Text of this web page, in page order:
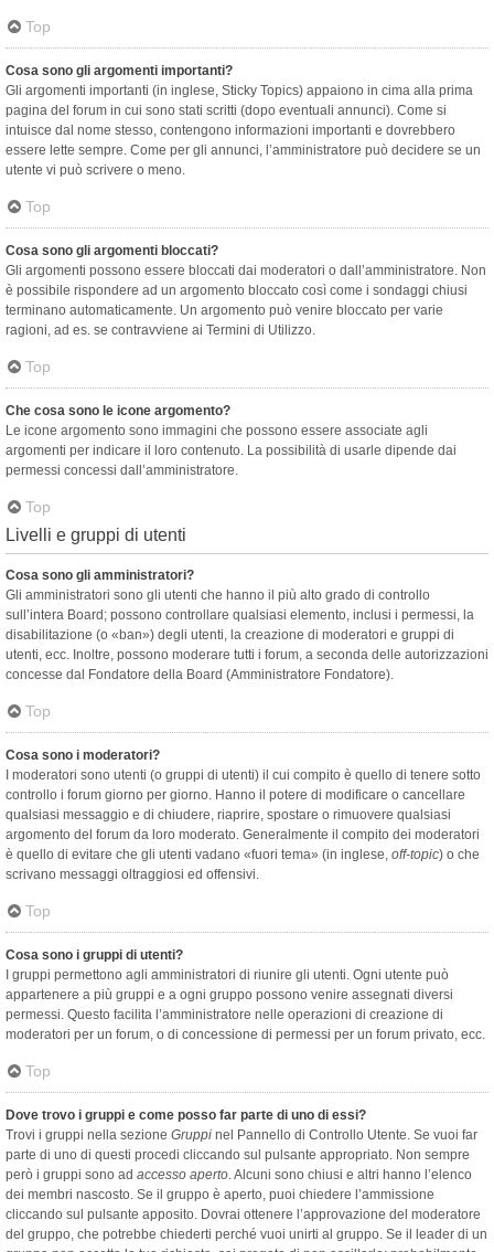
Top
Cosa sono gli argomenti importanti?
Gli argomenti importanti (in inglese, Sticky Topics) appaiono in cima alla prima
pagina del forum in cui sono stati scritti (dopo eventuali annunci). Come si
intuisce dal nome stesso, contengono informazioni importanti e dovrebbero
essere lette sempre. Come per gli annunci, l’amministratore può decidere se un
utente vi può scrivere o meno.
Top
Cosa sono gli argomenti bloccati?
Gli argomenti possono essere bloccati dai moderatori o dall’amministratore. Non
è possibile rispondere ad un argomento bloccato così come i sondaggi chiusi
terminano automaticamente. Un argomento può venire bloccato per varie
ragioni, ad es. se contravviene ai Termini di Utilizzo.
Top
Che cosa sono le icone argomento?
Le icone argomento sono immagini che possono essere associate agli
argomenti per indicare il loro contenuto. La possibilità di usarle dipende dai
permessi concessi dall’amministratore.
Top
Livelli e gruppi di utenti
Cosa sono gli amministratori?
Gli amministratori sono gli utenti che hanno il più alto grado di controllo
sull’intera Board; possono controllare qualsiasi elemento, inclusi i permessi, la
disabilitazione (o «ban») degli utenti, la creazione di moderatori e gruppi di
utenti, ecc. Inoltre, possono moderare tutti i forum, a seconda delle autorizzazioni
concesse dal Fondatore della Board (Amministratore Fondatore).
Top
Cosa sono i moderatori?
I moderatori sono utenti (o gruppi di utenti) il cui compito è quello di tenere sotto
controllo i forum giorno per giorno. Hanno il potere di modificare o cancellare
qualsiasi messaggio e di chiudere, riaprire, spostare o rimuovere qualsiasi
argomento del forum da loro moderato. Generalmente il compito dei moderatori
è quello di evitare che gli utenti vadano «fuori tema» (in inglese, off-topic) o che
scrivano messaggi oltraggiosi ed offensivi.
Top
Cosa sono i gruppi di utenti?
I gruppi permettono agli amministratori di riunire gli utenti. Ogni utente può
appartenere a più gruppi e a ogni gruppo possono venire assegnati diversi
permessi. Questo facilita l’amministratore nelle operazioni di creazione di
moderatori per un forum, o di concessione di permessi per un forum privato, ecc.
Top
Dove trovo i gruppi e come posso far parte di uno di essi?
Trovi i gruppi nella sezione Gruppi nel Pannello di Controllo Utente. Se vuoi far
parte di uno di questi procedi cliccando sul pulsante appropriato. Non sempre
però i gruppi sono ad accesso aperto. Alcuni sono chiusi e altri hanno l’elenco
dei membri nascosto. Se il gruppo è aperto, puoi chiedere l’ammissione
cliccando sul pulsante apposito. Dovrai ottenere l’approvazione del moderatore
del gruppo, che potrebbe chiederti perché vuoi unirti al gruppo. Se il leader di un